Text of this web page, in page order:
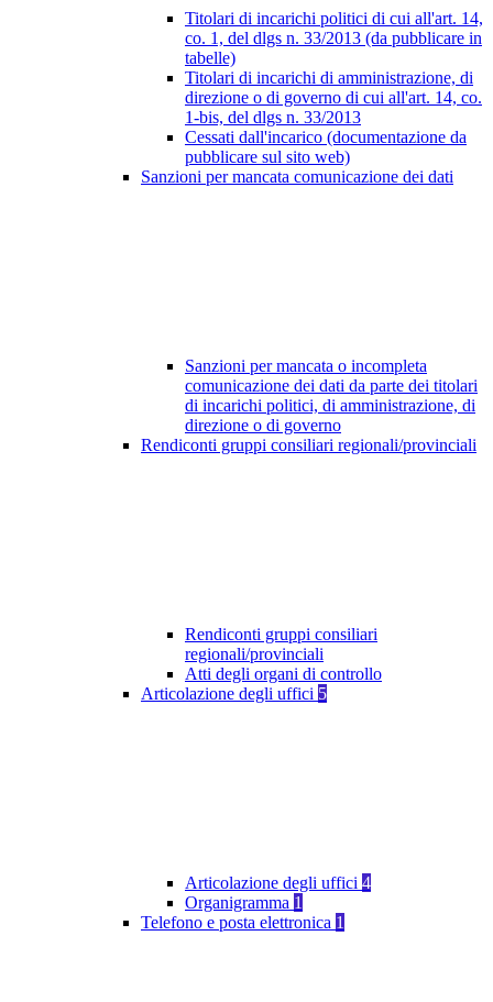
Titolari di incarichi politici di cui all'art. 14,
co. 1, del dlgs n. 33/2013 (da pubblicare in
tabelle)
Titolari di incarichi di amministrazione, di
direzione o di governo di cui all'art. 14, co.
1-bis, del dlgs n. 33/2013
Cessati dall'incarico (documentazione da
pubblicare sul sito web)
Sanzioni per mancata comunicazione dei dati
Sanzioni per mancata o incompleta
comunicazione dei dati da parte dei titolari
di incarichi politici, di amministrazione, di
direzione o di governo
Rendiconti gruppi consiliari regionali/provinciali
Rendiconti gruppi consiliari
regionali/provinciali
Atti degli organi di controllo
Articolazione degli uffici 5
Articolazione degli uffici 4
Organigramma 1
Telefono e posta elettronica 1